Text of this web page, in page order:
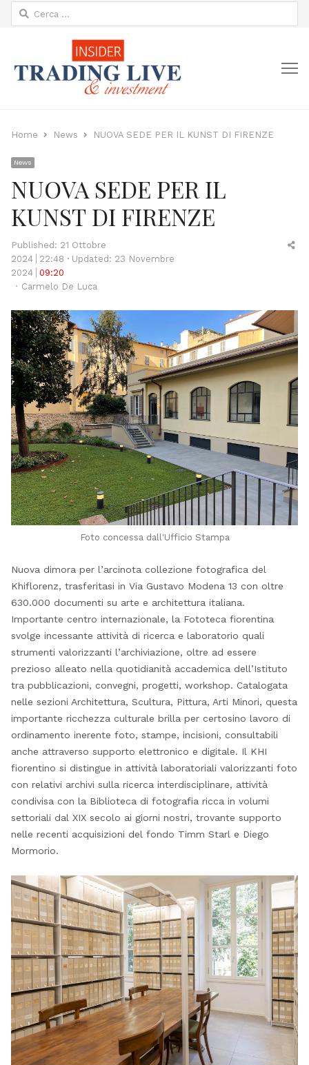
Ricerca
per:
Home News NUOVA SEDE PER IL KUNST DI FIRENZE
News
NUOVA SEDE PER IL
KUNST DI FIRENZE
Published: 21 Ottobre
2024
22:48
Updated: 23 Novembre
2024
09:20
Author
Carmelo De Luca
Foto concessa dall'Ufficio Stampa
Nuova dimora per l’arcinota collezione fotografica del
Khiflorenz, trasferitasi in Via Gustavo Modena 13 con oltre
630.000 documenti su arte e architettura italiana.
Importante centro internazionale, la Fototeca fiorentina
svolge incessante attività di ricerca e laboratorio quali
strumenti valorizzanti l’archiviazione, oltre ad essere
prezioso alleato nella quotidianità accademica dell’Istituto
tra pubblicazioni, convegni, progetti, workshop. Catalogata
nelle sezioni Architettura, Scultura, Pittura, Arti Minori, questa
importante ricchezza culturale brilla per certosino lavoro di
ordinamento inerente foto, stampe, incisioni, consultabili
anche attraverso supporto elettronico e digitale. Il KHI
fiorentino si distingue in attività laboratoriali valorizzanti foto
con relativi archivi sulla ricerca interdisciplinare, attività
condivisa con la Biblioteca di fotografia ricca in volumi
settoriali dal XIX secolo ai giorni nostri, trovante supporto
nelle recenti acquisizioni del fondo Timm Starl e Diego
Mormorio.